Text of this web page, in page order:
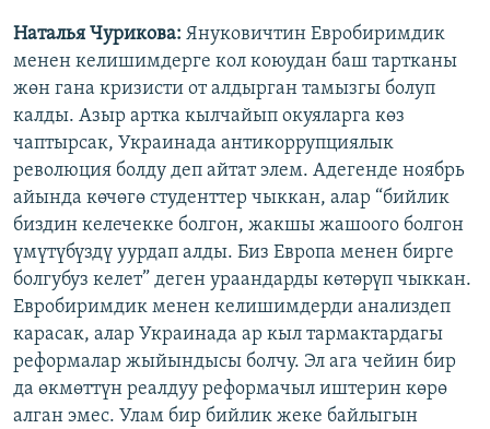
Наталья Чурикова: Януковичтин Евробиримдик
менен келишимдерге кол коюудан баш тартканы
жөн гана кризисти от алдырган тамызгы болуп
калды. Азыр артка кылчайып окуяларга көз
чаптырсак, Украинада антикоррупциялык
революция болду деп айтат элем. Адегенде ноябрь
айында көчөгө студенттер чыккан, алар “бийлик
биздин келечекке болгон, жакшы жашоого болгон
үмүтүбүздү уурдап алды. Биз Европа менен бирге
болгубуз келет” деген ураандарды көтөрүп чыккан.
Евробиримдик менен келишимдерди анализдеп
карасак, алар Украинада ар кыл тармактардагы
реформалар жыйындысы болчу. Эл ага чейин бир
да өкмөттүн реалдуу реформачыл иштерин көрө
алган эмес. Улам бир бийлик жеке байлыгын